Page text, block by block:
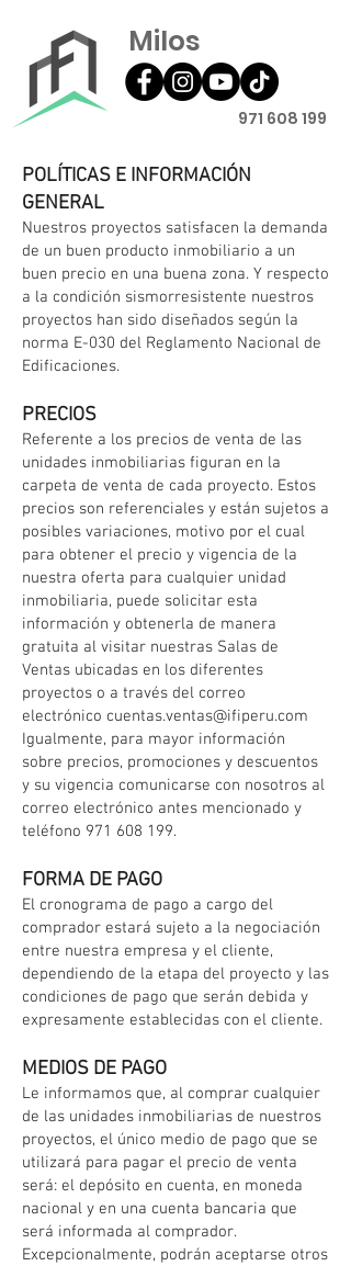
Milos
971 608 199
POLÍTICAS E INFORMACIÓN
GENERAL
Nuestros proyectos satisfacen la demanda
de un buen producto inmobiliario a un
buen precio en una buena zona. Y respecto
a la condición sismorresistente nuestros
proyectos han sido diseñados según la
norma E-030 del Reglamento Nacional de
Edificaciones.
PRECIOS
Referente a los precios de venta de las
unidades inmobiliarias figuran en la
carpeta de venta de cada proyecto. Estos
precios son referenciales y están sujetos a
posibles variaciones, motivo por el cual
para obtener el precio y vigencia de la
nuestra oferta para cualquier unidad
inmobiliaria, puede solicitar esta
información y obtenerla de manera
gratuita al visitar nuestras Salas de
Ventas ubicadas en los diferentes
proyectos o a través del correo
electrónico cuentas.ventas@ifiperu.com
Igualmente, para mayor información
sobre precios, promociones y descuentos
y su vigencia comunicarse con nosotros al
correo electrónico antes mencionado y
teléfono 971 608 199.
FORMA DE PAGO
El cronograma de pago a cargo del
comprador estará sujeto a la negociación
entre nuestra empresa y el cliente,
dependiendo de la etapa del proyecto y las
condiciones de pago que serán debida y
expresamente establecidas con el cliente.
MEDIOS DE PAGO
Le informamos que, al comprar cualquier
de las unidades inmobiliarias de nuestros
proyectos, el único medio de pago que se
utilizará para pagar el precio de venta
será: el depósito en cuenta, en moneda
nacional y en una cuenta bancaria que
será informada al comprador.
Excepcionalmente, podrán aceptarse otros